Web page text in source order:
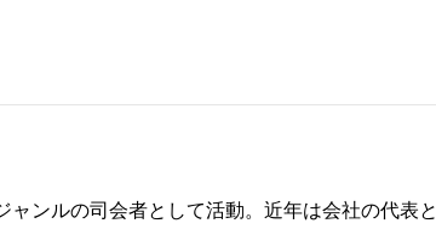
ンルの司会者として活動。近年は会社の代表と